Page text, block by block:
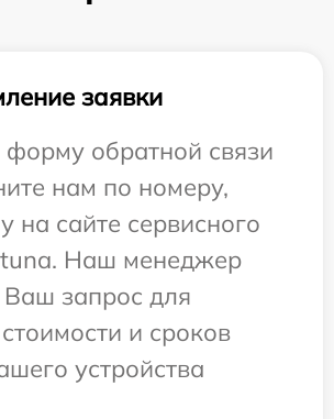
заявки
обратной связи
нам по номеру,
на сайте сервисного
Наш менеджер
Ваш запрос для
и сроков
устройства